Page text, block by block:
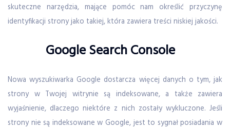
skuteczne narzędzia, mające pomóc nam określić przyczynę
identyfikacji strony jako takiej, która zawiera treści niskiej jakości.
Google Search Console
Nowa wyszukiwarka Google dostarcza więcej danych o tym, jak
strony w Twojej witrynie są indeksowane, a także zawiera
wyjaśnienie, dlaczego niektóre z nich zostały wykluczone. Jeśli
strony nie są indeksowane w Google, jest to sygnał posiadania w